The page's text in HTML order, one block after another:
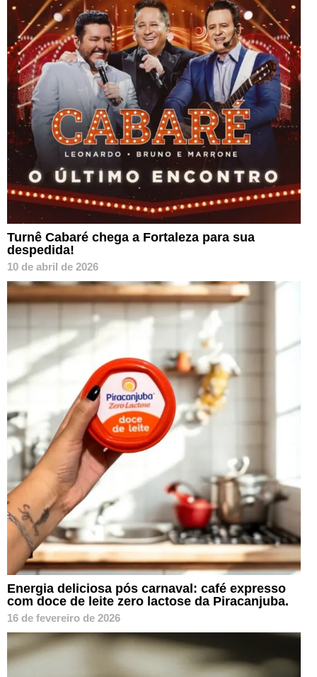
Turnê Cabaré chega a Fortaleza para sua
despedida!
10 de abril de 2026
Energia deliciosa pós carnaval: café expresso
com doce de leite zero lactose da Piracanjuba.
16 de fevereiro de 2026